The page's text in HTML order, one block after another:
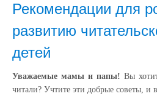
Рекомендации для
развитию
детей
Уважаемые мамы и папы! Вы
читали? Учтите эти добрые советы, и